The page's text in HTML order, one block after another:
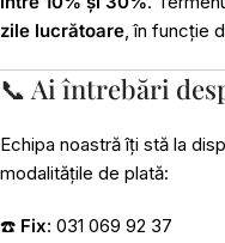
zile lucrătoare, în funcție
📞 Ai întrebări
Echipa noastră îți stă la
modalitățile de plată:
☎️ Fix: 031 069 92 37